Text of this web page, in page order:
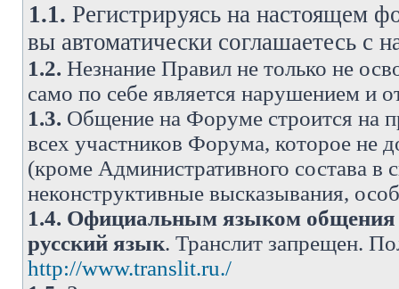
1.1. Регистрируясь на настоящем
вы автоматически соглашаетесь
1.2. Незнание Правил не только не
само по себе является нарушением и
1.3. Общение на Форуме строится на
всех участников Форума, которое не
(кроме Административного состава в
неконструктивные высказывания,
1.4. Официальным языком общения
русский язык. Транслит запрещен.
http://www.translit.ru./